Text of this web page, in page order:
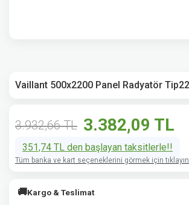
Vaillant 500x2200 Panel Radyatör Tip22
3.932,66 TL 3.382,09 TL
351,74 TL den başlayan taksitlerle!!
Tüm banka ve kart seçeneklerini görmek için tıklayın
🚚Kargo & Teslimat